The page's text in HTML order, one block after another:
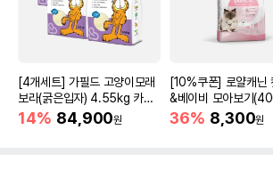
[4개세트] 가필드 고양이모래
보라(굵은입자) 4.55kg 카사
바모래
14% 84,900원
[10%쿠폰] 로얄캐닌
&베이비 모아보기
0kg)
36% 8,300원